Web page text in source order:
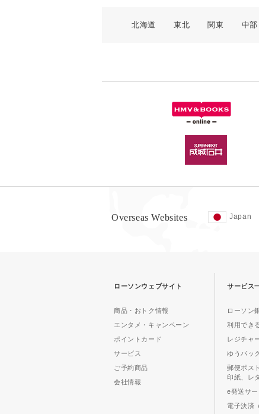
北海道 東北 関東 中部
Overseas Websites Japan
ローソンウェブサイト
商品・おトク情報
エンタメ・キャンペーン
ポイントカード
サービス
ご予約商品
会社情報
サービス
ローソン
利用でき
レジチャ
ゆうパッ
郵便ポス
印紙、レ
e発送サー
電子決済